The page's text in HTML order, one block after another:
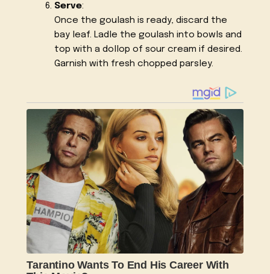
Serve:
Once the goulash is ready, discard the
bay leaf. Ladle the goulash into bowls and
top with a dollop of sour cream if desired.
Garnish with fresh chopped parsley.